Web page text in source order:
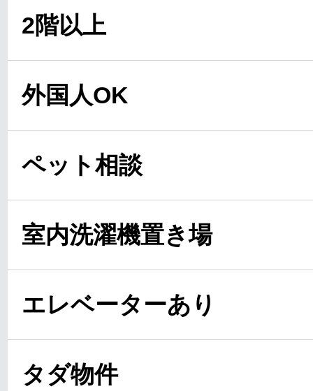
2階以上
外国人OK
ペット相談
室内洗濯機置き場
エレベーターあり
タダ物件